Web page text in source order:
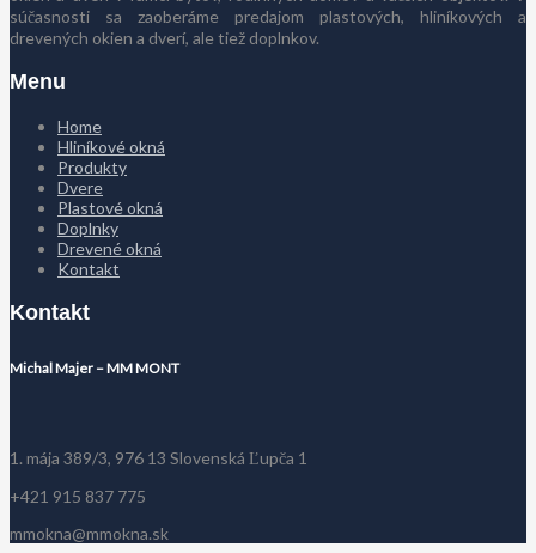
súčasnosti sa zaoberáme predajom plastových, hliníkových a
drevených okien a dverí, ale tiež doplnkov.
Menu
Home
Hliníkové okná
Produkty
Dvere
Plastové okná
Doplnky
Drevené okná
Kontakt
Kontakt
Michal Majer – MM MONT
1. mája 389/3, 976 13 Slovenská Ľupča 1
+421 915 837 775
mmokna@mmokna.sk